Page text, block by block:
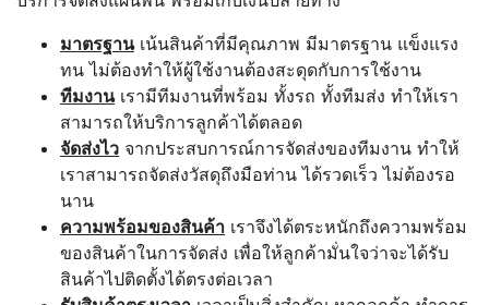
มาตรฐานเน้นสินค้าที่มีคุณภาพ มีมาตรฐาน แข็งแรง
ทน ไม่ต้องทำให้ผู้ใช้งานต้องสะดุดกับการใช้งาน
ทีมงานเรามีทีมงานที่พร้อม ทั้งรถ ทั้งทีมส่ง ทำให้เรา
สามารถให้บริการลูกค้าได้ตลอด
จัดส่งไว จากประสบการณ์การจัดส่งของทีมงาน ทำให้
เราสามารถจัดส่งวัสดุถึงมือท่าน ได้รวดเร็ว ไม่ต้องรอ
นาน
ความพร้อมของสินค้า เราจึงได้ตระหนักถึงความพร้อม
ของสินค้าในการจัดส่ง เพื่อให้ลูกค้ามั่นใจว่าจะได้รับ
สินค้าไปติดตั้งได้ตรงต่อเวลา